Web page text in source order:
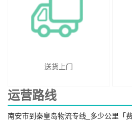
送货上门
运营路线
南安市到秦皇岛物流专线_多少公里「费